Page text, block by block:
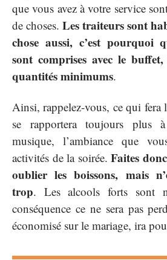
que vous avez à votre service
de choses. Les traiteurs sont
chose aussi, c’est pourquoi
sont comprises avec le
quantités minimums.
Ainsi, rappelez-vous, ce qui fera
se rapportera toujours plus
musique, l’ambiance que
activités de la soirée.Faites
oublier les boissons, mais
trop. Les alcools forts sont
conséquence ce ne sera pas
économisé sur le mariage, ira